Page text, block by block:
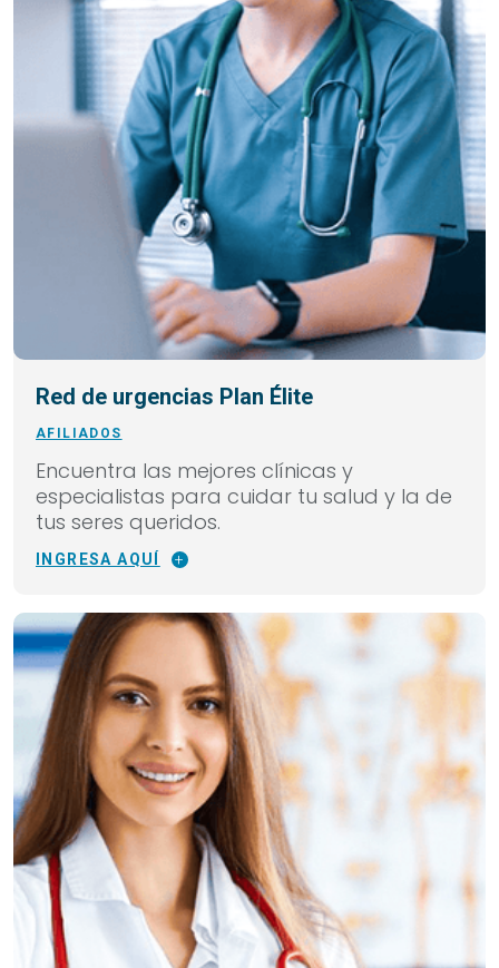
Red de urgencias Plan Élite
AFILIADOS
Encuentra las mejores clínicas y
especialistas para cuidar tu salud y la de
tus seres queridos.
INGRESA AQUÍ